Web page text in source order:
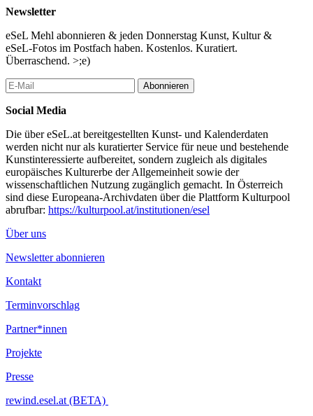
Newsletter
eSeL Mehl abonnieren & jeden Donnerstag Kunst, Kultur &
eSeL-Fotos im Postfach haben. Kostenlos. Kuratiert.
Überraschend. >;e)
Abonnieren
Social Media
Die über eSeL.at bereitgestellten Kunst- und Kalenderdaten
werden nicht nur als kuratierter Service für neue und bestehende
Kunstinteressierte aufbereitet, sondern zugleich als digitales
europäisches Kulturerbe der Allgemeinheit sowie der
wissenschaftlichen Nutzung zugänglich gemacht. In Österreich
sind diese Europeana-Archivdaten über die Plattform Kulturpool
abrufbar: https://kulturpool.at/institutionen/esel
Über uns
Newsletter abonnieren
Kontakt
Terminvorschlag
Partner*innen
Projekte
Presse
rewind.esel.at (BETA)